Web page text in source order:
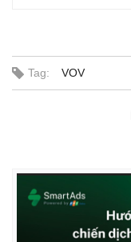
Tag: VOV